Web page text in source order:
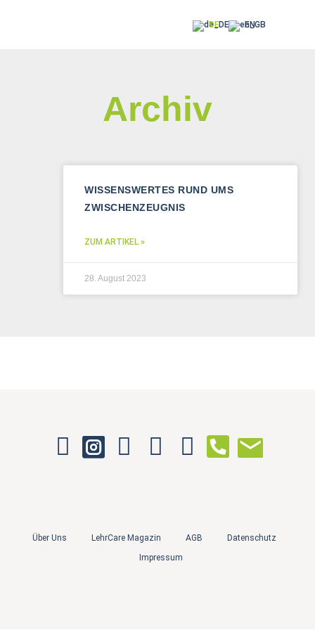
DE EN
Archiv
WISSENSWERTES RUND UMS
ZWISCHENZEUGNIS
ZUM ARTIKEL »
28. August 2023
Über Uns LehrCare Magazin AGB
Datenschutz
Impressum